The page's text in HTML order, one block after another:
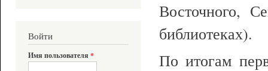
Войти
Имя пользователя *
Восточного,
библиотеках).
По итогам